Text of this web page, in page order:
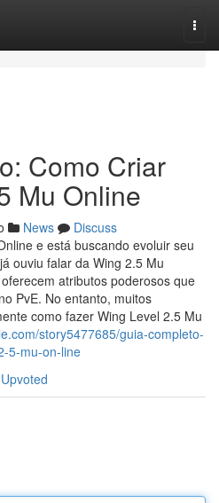
Como Criar
Mu Online
News
Discuss
e está buscando evoluir seu
ouviu falar da Wing 2.5 Mu
atributos poderosos que
PvE. No entanto, muitos
como fazer Wing Level 2.5 Mu
story5477685/guia-completo-
5-mu-on-line